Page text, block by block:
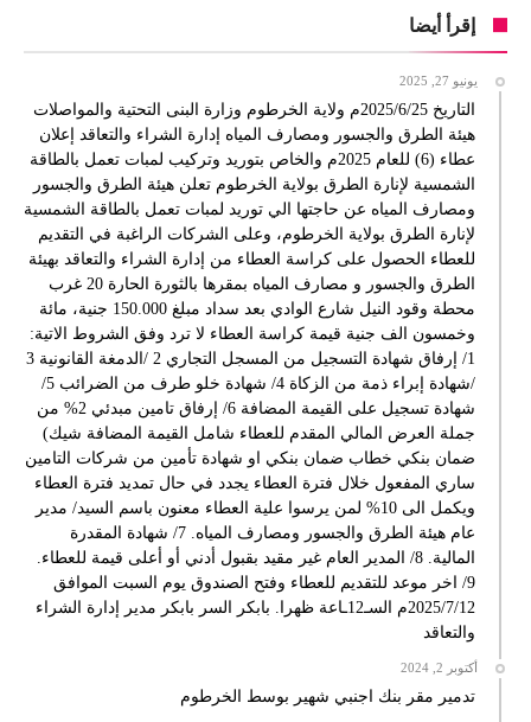
إقرأ أيضا
يونيو 27, 2025
التاريخ 2025/6/25م ولاية الخرطوم وزارة البنى التحتية والمواصلات
هيئة الطرق والجسور ومصارف المياه إدارة الشراء والتعاقد إعلان
عطاء (6) للعام 2025م والخاص بتوريد وتركيب لمبات تعمل بالطاقة
الشمسية لإنارة الطرق بولاية الخرطوم تعلن هيئة الطرق والجسور
ومصارف المياه عن حاجتها الي توريد لمبات تعمل بالطاقة الشمسية
لإنارة الطرق بولاية الخرطوم، وعلى الشركات الراغبة في التقديم
للعطاء الحصول على كراسة العطاء من إدارة الشراء والتعاقد بهيئة
الطرق والجسور و مصارف المياه بمقرها بالثورة الحارة 20 غرب
محطة وقود النيل شارع الوادي بعد سداد مبلغ 150.000 جنية، مائة
وخمسون الف جنية قيمة كراسة العطاء لا ترد وفق الشروط الاتية:
1/ إرفاق شهادة التسجيل من المسجل التجاري 2 /الدمغة القانونية 3
/شهادة إبراء ذمة من الزكاة 4/ شهادة خلو طرف من الضرائب 5/
شهادة تسجيل على القيمة المضافة 6/ إرفاق تامين مبدئي 2% من
جملة العرض المالي المقدم للعطاء شامل القيمة المضافة شيك)
ضمان بنكي خطاب ضمان بنكي او شهادة تأمين من شركات التامين
ساري المفعول خلال فترة العطاء يجدد في حال تمديد فترة العطاء
ويكمل الى 10% لمن يرسوا علية العطاء معنون باسم السيد/ مدير
عام هيئة الطرق والجسور ومصارف المياه. 7/ شهادة المقدرة
المالية. 8/ المدير العام غير مقيد بقبول أدني أو أعلى قيمة للعطاء.
9/ اخر موعد للتقديم للعطاء وفتح الصندوق يوم السبت الموافق
2025/7/12م السـ12ـاعة ظهرا. بابكر السر بابكر مدير إدارة الشراء
والتعاقد
أكتوبر 2, 2024
تدمير مقر بنك اجنبي شهير بوسط الخرطوم